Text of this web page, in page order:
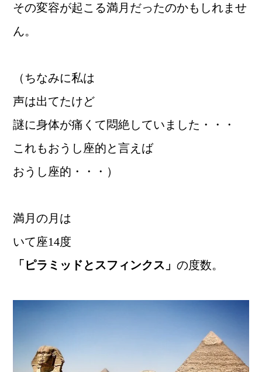
その変容が起こる満月だったのかもしれませ
ん。
（ちなみに私は
声は出てたけど
謎に身体が痛くて悶絶していました・・・
これもおうし座的と言えば
おうし座的・・・）
満月の月は
いて座14度
「ピラミッドとスフィンクス」 の度数。